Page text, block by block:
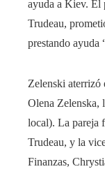
ayuda a Kiev. El
Trudeau,
prestando ayuda
Zelenski aterrizó
Olena Zelenska,
local). La pareja
Trudeau, y la
Finanzas,